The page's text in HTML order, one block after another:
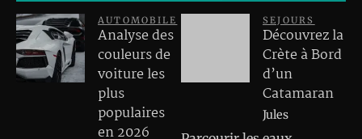
AUTOMOBILE
Analyse des
couleurs de
voiture les
plus
populaires
en 2026
SEJOURS
Découvrez la
Crète à Bord
d’un
Catamaran
Jules